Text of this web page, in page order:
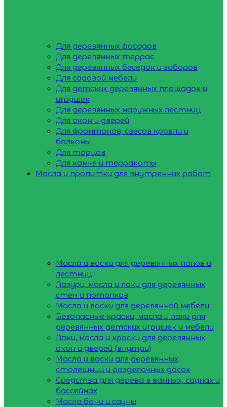
Для деревянных фасадов
Для деревянных террас
Для деревянных беседок и заборов
Для садовой мебели
Для детских деревянных площадок и
игрушек
Для деревянных наружных лестниц
Для окон и дверей
Для фронтонов, свесов кровли и
балконы
Для торцов
Для камня и терракоты
Масла и пропитки для внутренних работ
Масла и воски для деревянных полов и
лестниц
Лазури, масла и лаки для деревянных
стен и потолков
Масла и воски для деревянной мебели
Безопасные краски, масла и лаки для
деревянных детских игрушек и мебели
Лаки, масла и краски для деревянных
окон и дверей (внутри)
Масла и воски для деревянных
столешниц и разделочных досок
Средства для дерева в ванных, саунах и
бассейнах
Масла бани и сауны